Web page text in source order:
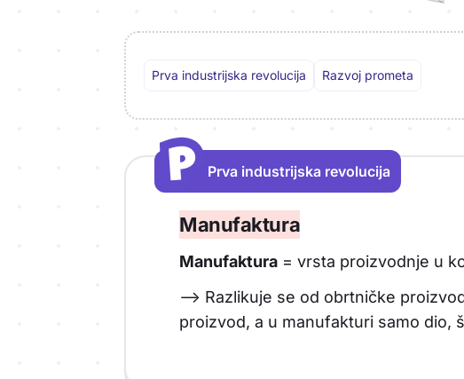
Prva industrijska revolucija Razvoj prometa
P
P
Prva industrijska revolucija
Manufaktura
Manufaktura = vrsta proizvodnje u
--> Razlikuje se od obrtničke
proizvod, a u manufakturi samo dio,